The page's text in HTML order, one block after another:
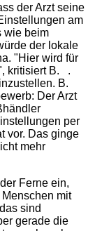
der Arzt seine
am
wie beim
der lokale
"Hier wird für
kritisiert B. .
B.
Der Arzt
per
vor. Das ginge
mehr
Ferne ein,
mit
sind
gerade die